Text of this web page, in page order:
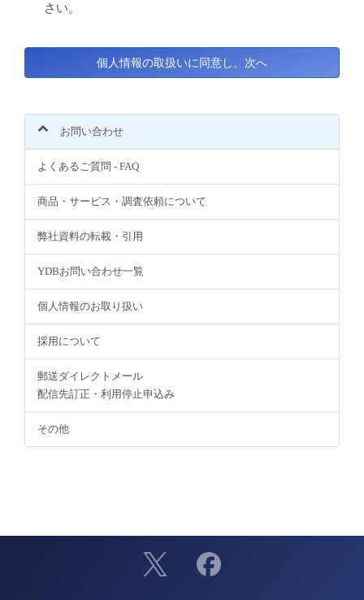
さい。
お問い合わせ
よくあるご質問 - FAQ
商品・サービス・調査依頼について
弊社資料の転載・引用
YDBお問い合わせ一覧
個人情報のお取り扱い
採用について
郵送ダイレクトメール
配信先訂正・利用停止申込み
その他